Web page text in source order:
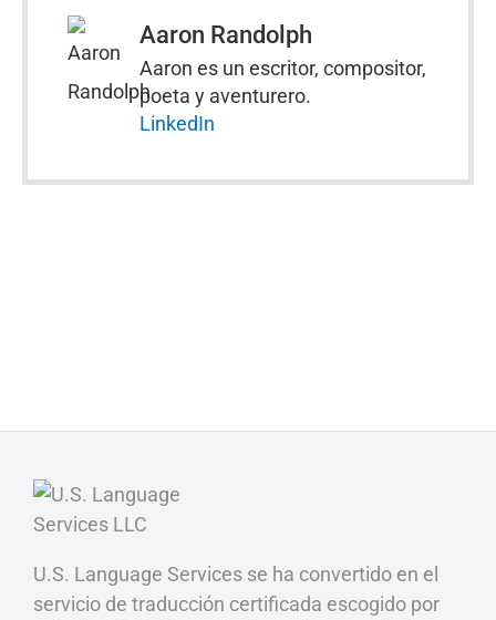
Aaron Randolph
Aaron es un escritor, compositor,
poeta y aventurero.
LinkedIn
U.S. Language Services se ha convertido en el
servicio de traducción certificada escogido por